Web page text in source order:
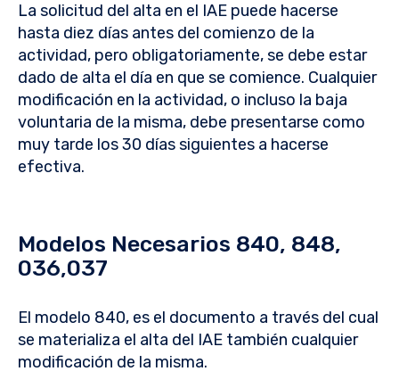
La solicitud del alta en el IAE puede hacerse
hasta diez días antes del comienzo de la
actividad, pero obligatoriamente, se debe estar
dado de alta el día en que se comience. Cualquier
modificación en la actividad, o incluso la baja
voluntaria de la misma, debe presentarse como
muy tarde los 30 días siguientes a hacerse
efectiva.
Modelos Necesarios 840, 848,
036,037
El modelo 840, es el documento a través del cual
se materializa el alta del IAE también cualquier
modificación de la misma.